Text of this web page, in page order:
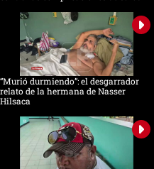
“Murió durmiendo”: el desgarrador
relato de la hermana de Nasser
Hilsaca